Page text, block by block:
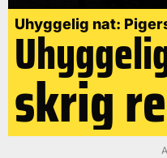
Uhyggelig nat:
skrig